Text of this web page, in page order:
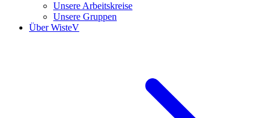
Unsere Arbeitskreise
Unsere Gruppen
Über WisteV